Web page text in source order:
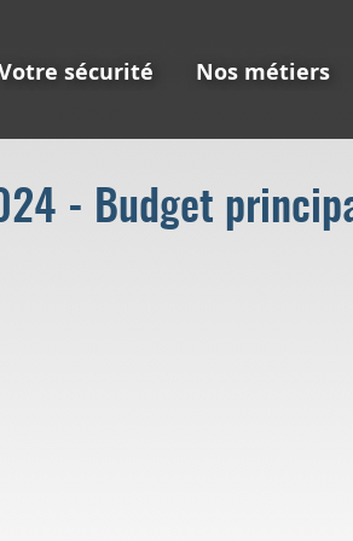
sécurité Nos métiers
- Budget